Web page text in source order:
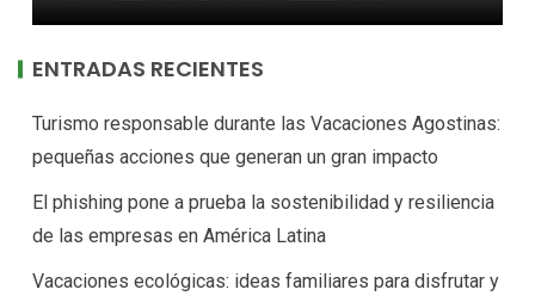
ENTRADAS RECIENTES
Turismo responsable durante las Vacaciones Agostinas:
pequeñas acciones que generan un gran impacto
El phishing pone a prueba la sostenibilidad y resiliencia
de las empresas en América Latina
Vacaciones ecológicas: ideas familiares para disfrutar y